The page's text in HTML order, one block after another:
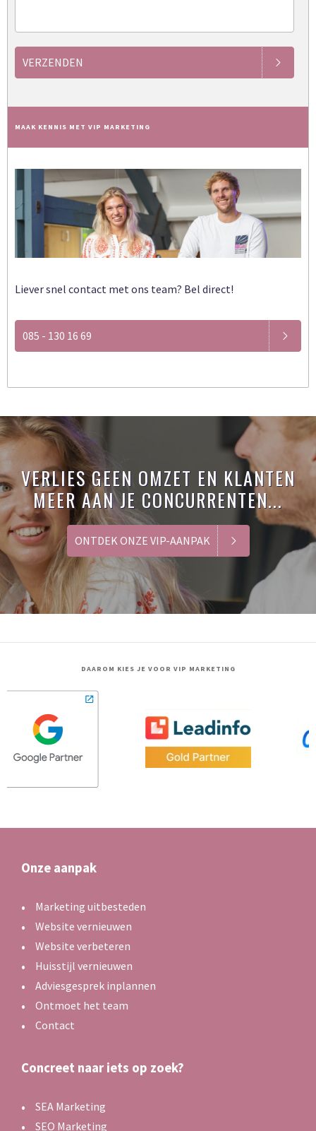
VERZENDEN
MAAK KENNIS MET VIP MARKETING
Liever snel contact met ons team? Bel direct!
085 - 130 16 69
VERLIES GEEN OMZET EN KLANTEN
MEER AAN JE CONCURRENTEN...
ONTDEK ONZE VIP-AANPAK
DAAROM KIES JE VOOR VIP MARKETING
Onze aanpak
Marketing uitbesteden
Website vernieuwen
Website verbeteren
Huisstijl vernieuwen
Adviesgesprek inplannen
Ontmoet het team
Contact
Concreet naar iets op zoek?
SEA Marketing
SEO Marketing